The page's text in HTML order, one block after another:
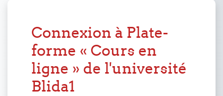
Connexion à Plate-
forme « Cours en
ligne » de l'université
Blida1